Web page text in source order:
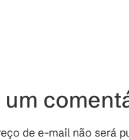
um
de e-mail não será